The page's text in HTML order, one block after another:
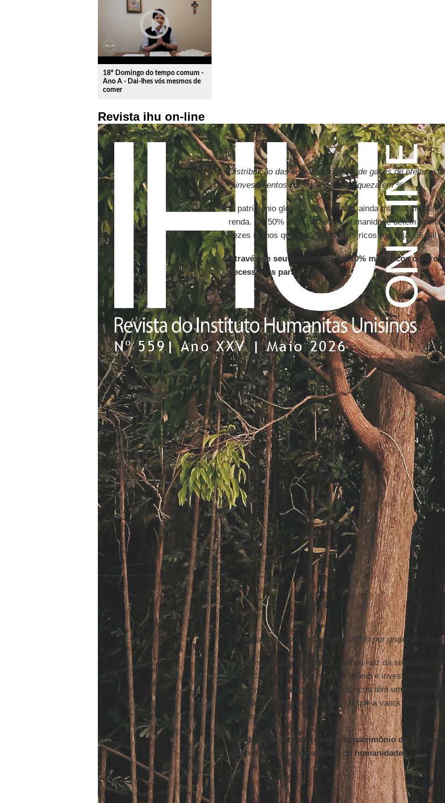
play_circle_outline
18º Domingo do tempo comum -
Ano A - Dai-lhes vós mesmos de
comer
Revista ihu on-line
Distribuição das emissões globais de gases de efeito
e investimentos por categoria de riqueza em %.
O patrimônio global é, na verdade, ainda mais
renda. Os 50% mais pobres da humanidade detêm
vezes menos que os 0,001% mais ricos (ou seja, 56 mil
Através de seu patrimônio, os 10% mais ricos
necessários para a transição
Participação do patrimônio total detido por grupo de
Essa disparidade de riqueza está na raiz da segunda
climáticas: por meio de seu patrimônio e investimentos –
intensivos em carbono – os mais ricos têm uma
a trajetória climática do mundo do que a vasta maioria
os autores.
A pegada de carbono média do patrimônio do 1%
que o da metade mais pobre da humanidade